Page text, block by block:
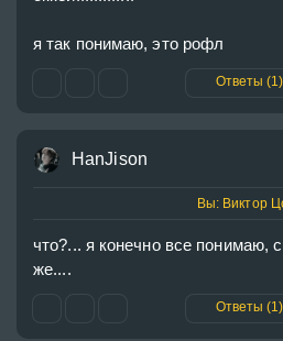
HanJison
Вы: Виктор
что?... я конечно все понимаю,
же....
Ответы (1)
я так понимаю, это рофл
Ответы (1)